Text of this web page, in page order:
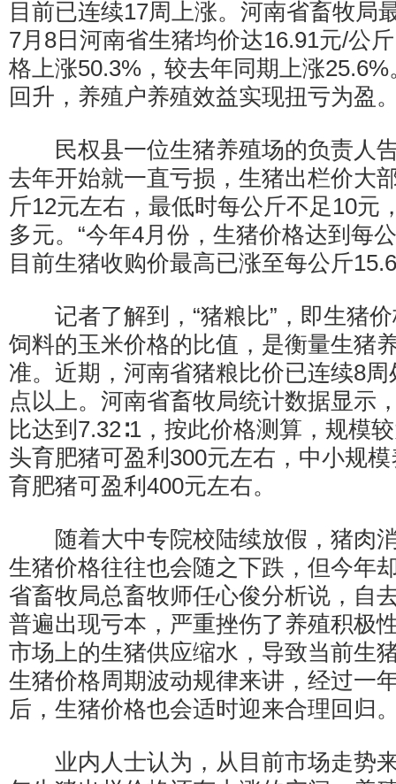
目前已连续17周上涨。河南省畜牧局
7月8日河南省生猪均价达16.91元/公
格上涨50.3%，较去年同期上涨
回升，养殖户养殖效益实现扭亏为盈
民权县一位生猪养殖场的负责人
去年开始就一直亏损，生猪出栏价大
斤12元左右，最低时每公斤不足10元
多元。“今年4月份，生猪价格达到每
目前生猪收购价最高已涨至每公斤
记者了解到，“猪粮比”，即生猪价
饲料的玉米价格的比值，是衡量生猪
准。近期，河南省猪粮比价已连续8周
点以上。河南省畜牧局统计数据显示
比达到7.32∶1，按此价格测算，规模
头育肥猪可盈利300元左右，中小规
育肥猪可盈利400元左右。
随着大中专院校陆续放假，猪肉
生猪价格往往也会随之下跌，但今年
省畜牧局总畜牧师任心俊分析说，自
普遍出现亏本，严重挫伤了养殖积极
市场上的生猪供应缩水，导致当前生
生猪价格周期波动规律来讲，经过一
后，生猪价格也会适时迎来合理回归
业内人士认为，从目前市场走势